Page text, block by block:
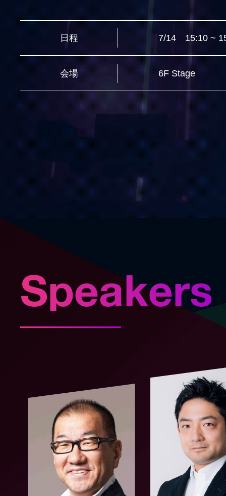
日程 7/14 15:10 ~
会場 6F Stage
Speakers